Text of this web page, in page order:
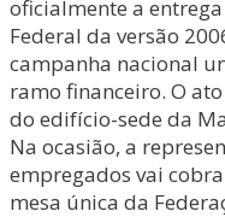
oficialmente a
Federal da versão
campanha nacional
ramo financeiro. O
do edifício-sede da
Na ocasião, a
empregados vai
mesa única da